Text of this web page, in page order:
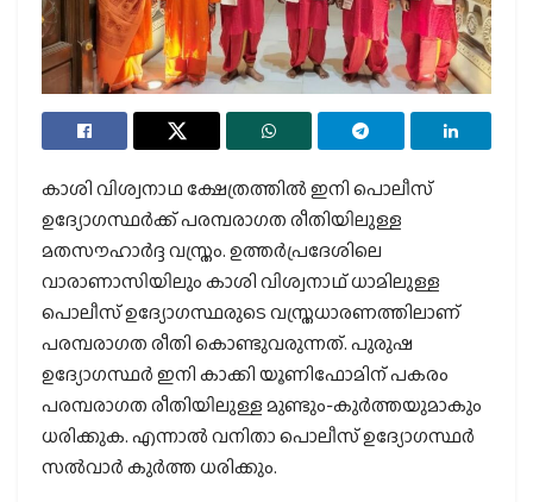
കാശി വിശ്വനാഥ ക്ഷേത്രത്തിൽ ഇനി പൊലീസ്
ഉദ്യോഗസ്ഥർക്ക് പരമ്പരാഗത രീതിയിലുള്ള
മതസൗഹാർദ്ദ വസ്ത്രം. ഉത്തർപ്രദേശിലെ
വാരാണാസിയിലും കാശി വിശ്വനാഥ് ധാമിലുള്ള
പൊലീസ് ഉദ്യോഗസ്ഥരുടെ വസ്ത്രധാരണത്തിലാണ്
പരമ്പരാഗത രീതി കൊണ്ടുവരുന്നത്. പുരുഷ
ഉദ്യോഗസ്ഥർ ഇനി കാക്കി യൂണിഫോമിന് പകരം
പരമ്പരാഗത രീതിയിലുള്ള മുണ്ടും-കുർത്തയുമാകും
ധരിക്കുക. എന്നാൽ വനിതാ പൊലീസ് ഉദ്യോഗസ്ഥർ
സൽവാർ കുർത്ത ധരിക്കും.